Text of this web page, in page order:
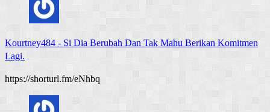
Kourtney484 - Si Dia Berubah Dan Tak Mahu Berikan Komitmen
Lagi.
https://shorturl.fm/eNhbq